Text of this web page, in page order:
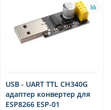
USB - UART TTL CH340G
адаптер конвертер для
ESP8266 ESP-01